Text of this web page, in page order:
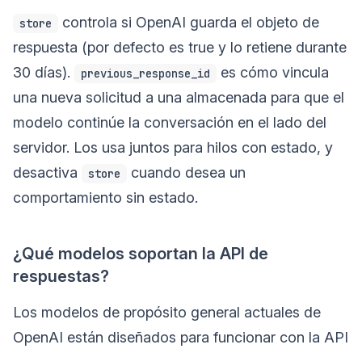
store
controla si OpenAI guarda el objeto de
respuesta (por defecto es true y lo retiene durante
30 días).
previous_response_id
es cómo vincula
una nueva solicitud a una almacenada para que el
modelo continúe la conversación en el lado del
servidor. Los usa juntos para hilos con estado, y
desactiva
store
cuando desea un
comportamiento sin estado.
¿Qué modelos soportan la API de
respuestas?
Los modelos de propósito general actuales de
OpenAI están diseñados para funcionar con la API